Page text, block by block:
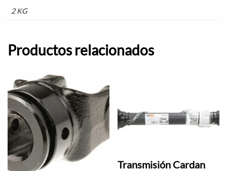
2 KG
Productos relacionados
Transmisión Cardan